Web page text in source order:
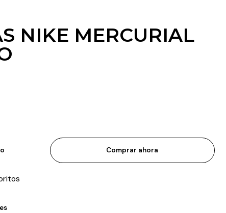
NIKE MERCURIAL
Comprar ahora